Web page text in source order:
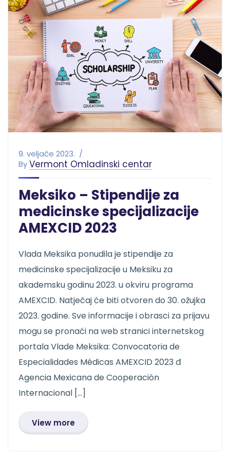
9. veljače 2023.
ByVermont Omladinski centar
Meksiko – Stipendije za
medicinske specijalizacije
AMEXCID 2023
Vlada Meksika ponudila je stipendije za
medicinske specijalizacije u Meksiku za
akademsku godinu 2023. u okviru programa
AMEXCID. Natječaj će biti otvoren do 30. ožujka
2023. godine. Sve informacije i obrasci za prijavu
mogu se pronaći na web stranici internetskog
portala Vlade Meksika: Convocatoria de
Especialidades Médicas AMEXCID 2023 đ
Agencia Mexicana de Cooperación
Internacional […]
View more